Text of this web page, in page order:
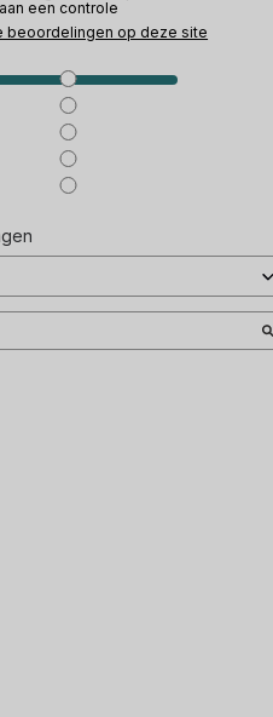
aan een controle
beoordelingen op deze site